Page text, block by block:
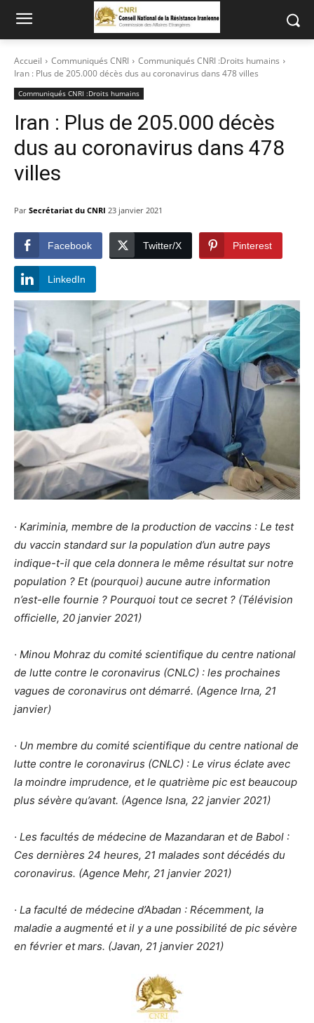
Accueil Communiqués CNRI
Communiqués CNRI :Droits humains
Iran : Plus de 205.000 décès dus au coronavirus dans 478 villes
Communiqués CNRI :Droits humains
Iran : Plus de 205.000 décès
dus au coronavirus dans 478
villes
Par Secrétariat du CNRI 23 janvier 2021
Facebook Twitter/X Pinterest
LinkedIn
· Kariminia, membre de la production de vaccins : Le test
du vaccin standard sur la population d’un autre pays
indique-t-il que cela donnera le même résultat sur notre
population ? Et (pourquoi) aucune autre information
n’est-elle fournie ? Pourquoi tout ce secret ? (Télévision
officielle, 20 janvier 2021)
· Minou Mohraz du comité scientifique du centre national
de lutte contre le coronavirus (CNLC) : les prochaines
vagues de coronavirus ont démarré. (Agence Irna, 21
janvier)
· Un membre du comité scientifique du centre national de
lutte contre le coronavirus (CNLC) : Le virus éclate avec
la moindre imprudence, et le quatrième pic est beaucoup
plus sévère qu’avant. (Agence Isna, 22 janvier 2021)
· Les facultés de médecine de Mazandaran et de Babol :
Ces dernières 24 heures, 21 malades sont décédés du
coronavirus. (Agence Mehr, 21 janvier 2021)
· La faculté de médecine d’Abadan : Récemment, la
maladie a augmenté et il y a une possibilité de pic sévère
en février et mars. (Javan, 21 janvier 2021)